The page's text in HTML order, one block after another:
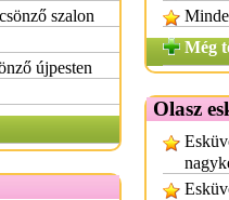
szalon
újpesten
Még
Olasz